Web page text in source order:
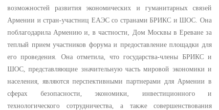
возможностей развития экономических и гуманитарных связей
Армении и стран-участниц ЕАЭС со странами БРИКС и ШОС. Она
поблагодарила Армению и, в частности, Дом Москвы в Ереване за
теплый прием участников форума и предоставление площадки для
его проведения. Она отметила, что государства-члены БРИКС и
ШОС, представляющие значительную часть мировой экономики и
населения, являются перспективными партнерами для Армении в
сферах безопасности, экономики, инвестиционного и
технологического сотрудничества, а также совершенствования